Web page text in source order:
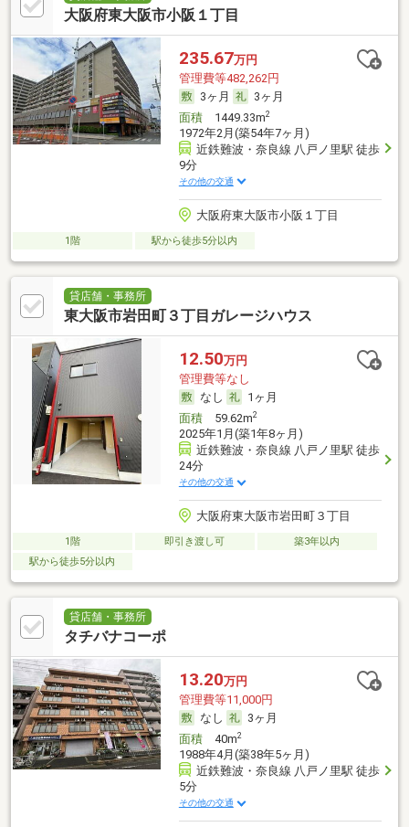
大阪府東大阪市小阪１丁目
235.67万円
管理費等482,262円
3ヶ月
3ヶ月
面積1449.33m2
1972年2月(築54年7ヶ月)
近鉄難波・奈良線 八戸ノ里駅 徒歩
9分
その他の交通
大阪府東大阪市小阪１丁目
1階 駅から徒歩5分以内
貸店舗・事務所
東大阪市岩田町３丁目ガレージハウス
12.50万円
管理費等なし
なし
1ヶ月
面積59.62m2
2025年1月(築1年8ヶ月)
近鉄難波・奈良線 八戸ノ里駅 徒歩
24分
その他の交通
大阪府東大阪市岩田町３丁目
1階 即引き渡し可
築3年以内
駅から徒歩5分以内
貸店舗・事務所
タチバナコーポ
13.20万円
管理費等11,000円
なし
3ヶ月
面積40m2
1988年4月(築38年5ヶ月)
近鉄難波・奈良線 八戸ノ里駅 徒歩
5分
その他の交通